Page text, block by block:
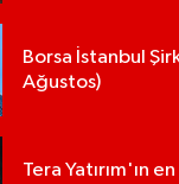
Borsa İstanbul
Ağustos)
Tera Yatırım'ın